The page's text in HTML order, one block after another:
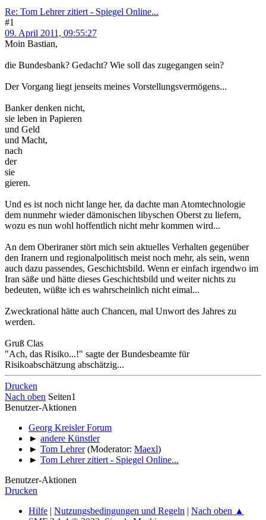
Re: Tom Lehrer zitiert - Spiegel Online...
#1
09. April 2011, 09:55:27
Moin Bastian,
die Bundesbank? Gedacht? Wie soll das zugegangen sein?
Der Vorgang liegt jenseits meines Vorstellungsvermögens...
Banker denken nicht,
sie leben in Papieren
und Geld
und Macht,
nach
der
sie
gieren.
Und es ist noch nicht lange her, da dachte man Atomtechnologie
dem nunmehr wieder dämonischen libyschen Oberst zu liefern,
wozu es nun wohl hoffentlich nicht mehr kommen wird...
An dem Oberiraner stört mich sein aktuelles Verhalten gegenüber
den Iranern und regionalpolitisch meist noch mehr, als sein, wenn
auch dazu passendes, Geschichtsbild. Wenn er einfach irgendwo im
Iran säße und hätte dieses Geschichtsbild und weiter nichts zu
bedeuten, wüßte ich es wahrscheinlich nicht eimal...
Zweckrational hätte auch Chancen, mal Unwort des Jahres zu
werden.
Gruß Clas
"Ach, das Risiko...!" sagte der Bundesbeamte für
Risikoabschätzung abschätzig...
Drucken
Nach oben Seiten1
Benutzer-Aktionen
Georg Kreisler Forum
► andere Künstler
► Tom Lehrer (Moderator: Maexl)
► Tom Lehrer zitiert - Spiegel Online...
Benutzer-Aktionen
Drucken
Hilfe | Nutzungsbedingungen und Regeln | Nach oben ▲